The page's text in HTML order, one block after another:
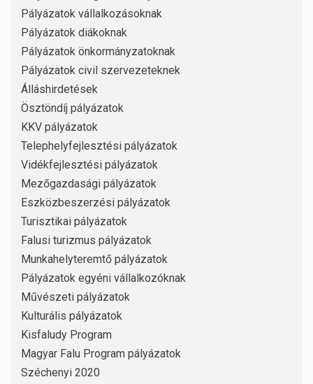
Pályázatok vállalkozásoknak
Pályázatok diákoknak
Pályázatok önkormányzatoknak
Pályázatok civil szervezeteknek
Álláshirdetések
Ösztöndíj pályázatok
KKV pályázatok
Telephelyfejlesztési pályázatok
Vidékfejlesztési pályázatok
Mezőgazdasági pályázatok
Eszközbeszerzési pályázatok
Turisztikai pályázatok
Falusi turizmus pályázatok
Munkahelyteremtő pályázatok
Pályázatok egyéni vállalkozóknak
Művészeti pályázatok
Kulturális pályázatok
Kisfaludy Program
Magyar Falu Program pályázatok
Széchenyi 2020